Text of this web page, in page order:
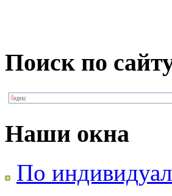
Поиск по
Наши окна
По